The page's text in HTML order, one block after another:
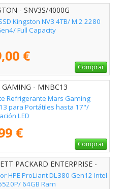
- SNV3S/4000G
Kingston NV3 4TB/ M.2 2280
Full Capacity
€
Comprar
GAMING - MNBC13
Refrigerante Mars Gaming
para Portátiles hasta 17"/
LED
€
Comprar
PACKARD ENTERPRISE -
425
HPE ProLiant DL380 Gen12 Intel
64GB Ram